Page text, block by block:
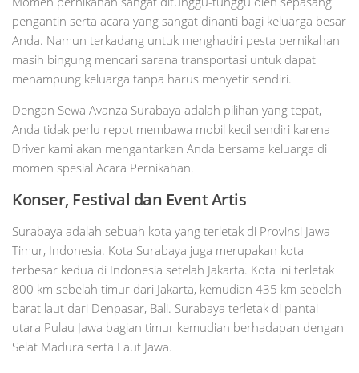
pengantin serta acara yang sangat dinanti bagi keluarga besar
Anda. Namun terkadang untuk menghadiri pesta pernikahan
masih bingung mencari sarana transportasi untuk dapat
menampung keluarga tanpa harus menyetir sendiri.
Dengan Sewa Avanza Surabaya adalah pilihan yang tepat,
Anda tidak perlu repot membawa mobil kecil sendiri karena
Driver kami akan mengantarkan Anda bersama keluarga di
momen spesial Acara Pernikahan.
Konser, Festival dan Event Artis
Surabaya adalah sebuah kota yang terletak di Provinsi Jawa
Timur, Indonesia. Kota Surabaya juga merupakan kota
terbesar kedua di Indonesia setelah Jakarta. Kota ini terletak
800 km sebelah timur dari Jakarta, kemudian 435 km sebelah
barat laut dari Denpasar, Bali. Surabaya terletak di pantai
utara Pulau Jawa bagian timur kemudian berhadapan dengan
Selat Madura serta Laut Jawa.